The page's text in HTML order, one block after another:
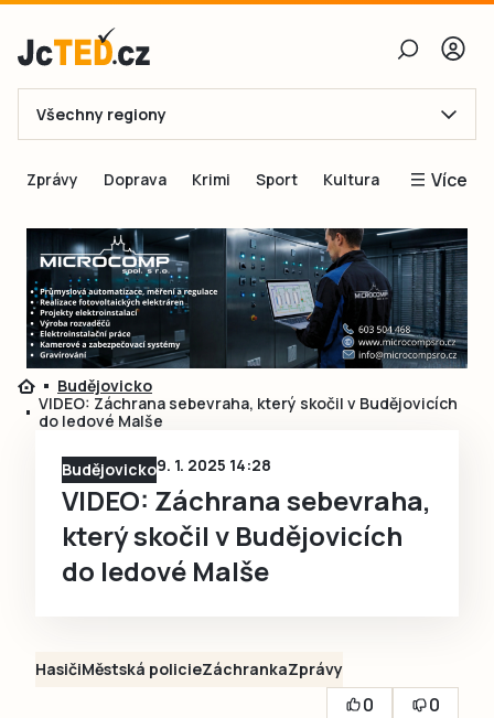
E-mail
Obnovit heslo
Přihlásit se
Přihlásit se přes Facebook
Ještě nemám účet, chci seRegistrovat
Všechny regiony
Zprávy Doprava Krimi Sport Kultura Více
Blogy
Inspirace
Čtenáři píší
Speciální přílohy
Inzerce
Budějovicko
VIDEO: Záchrana sebevraha, který skočil v Budějovicích
do ledové Malše
Budějovicko9. 1. 2025 14:28
VIDEO: Záchrana sebevraha,
který skočil v Budějovicích
do ledové Malše
HasičiMěstská policieZáchrankaZprávy
0
0